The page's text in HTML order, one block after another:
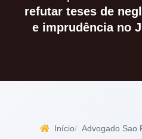
refutar teses de
e imprudência no
Início Advogado Sao